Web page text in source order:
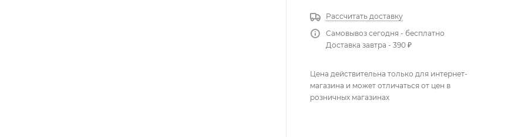
Рассчитать доставку
Самовывоз сегодня - бесплатно
Доставка завтра - 390 ₽
Цена действительна только для интернет-
магазина и может отличаться от цен в
розничных магазинах